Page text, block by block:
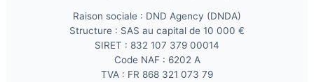
Raison sociale : DND Agency (DNDA)
Structure : SAS au capital de 10 000 €
SIRET : 832 107 379 00014
Code NAF : 6202 A
TVA : FR 868 321 073 79